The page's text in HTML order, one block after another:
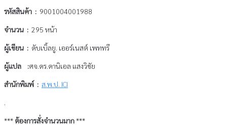
รหัสสินค้า : 9001004001988
จำนวน : 295 หน้า
ผู้เขียน : ดับเบิ้ลยู. เออร์เนสต์ เพททรี
ผู้แปล :ศจ.ดร.ดานิเอล แสงวิชัย
สำนักพิมพ์ : ส.พ.ป. ICI
.
*** ต้องการสั่งจำนวนมาก***